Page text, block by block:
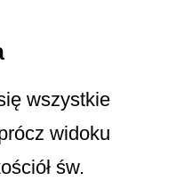
wszystkie
widoku
św.